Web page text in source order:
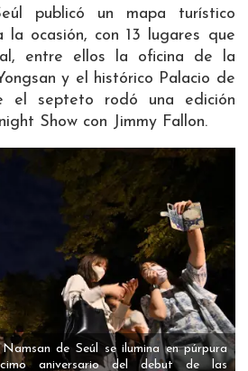
publicó un mapa turístico
la ocasión, con 13 lugares que
entre ellos la oficina de la
y el histórico Palacio de
el septeto rodó una edición
Show con Jimmy Fallon.
de Seúl se ilumina en púrpura
aniversario del debut de las